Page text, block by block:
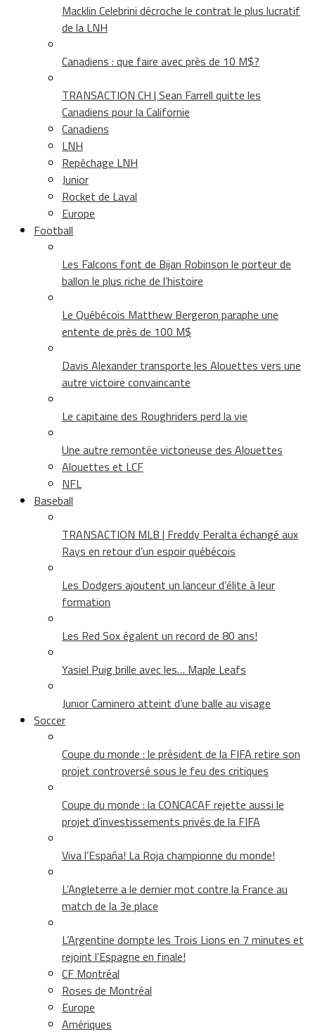
Macklin Celebrini décroche le contrat le plus lucratif
de la LNH
Canadiens : que faire avec près de 10 M$?
TRANSACTION CH | Sean Farrell quitte les
Canadiens pour la Californie
Canadiens
LNH
Repêchage LNH
Junior
Rocket de Laval
Europe
Football
Les Falcons font de Bijan Robinson le porteur de
ballon le plus riche de l’histoire
Le Québécois Matthew Bergeron paraphe une
entente de près de 100 M$
Davis Alexander transporte les Alouettes vers une
autre victoire convaincante
Le capitaine des Roughriders perd la vie
Une autre remontée victorieuse des Alouettes
Alouettes et LCF
NFL
Baseball
TRANSACTION MLB | Freddy Peralta échangé aux
Rays en retour d’un espoir québécois
Les Dodgers ajoutent un lanceur d’élite à leur
formation
Les Red Sox égalent un record de 80 ans!
Yasiel Puig brille avec les… Maple Leafs
Junior Caminero atteint d’une balle au visage
Soccer
Coupe du monde : le président de la FIFA retire son
projet controversé sous le feu des critiques
Coupe du monde : la CONCACAF rejette aussi le
projet d’investissements privés de la FIFA
Viva l’España! La Roja championne du monde!
L’Angleterre a le dernier mot contre la France au
match de la 3e place
L’Argentine dompte les Trois Lions en 7 minutes et
rejoint l’Espagne en finale!
CF Montréal
Roses de Montréal
Europe
Amériques